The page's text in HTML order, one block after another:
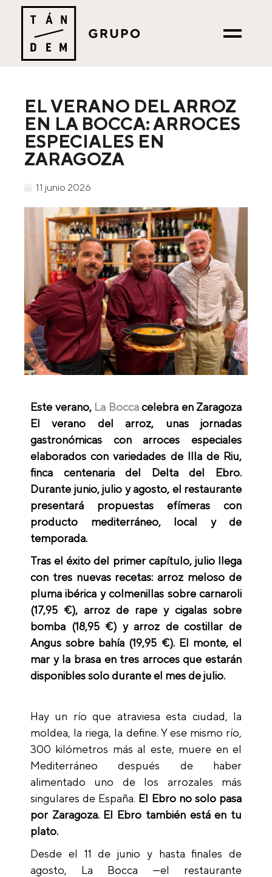
EL VERANO DEL ARROZ
EN LA BOCCA: ARROCES
ESPECIALES EN
ZARAGOZA
11 junio 2026
Este verano, La Boccacelebra en Zaragoza
El verano del arroz, unas jornadas
gastronómicas con arroces especiales
elaborados con variedades de Illa de Riu,
finca centenaria del Delta del Ebro.
Durante junio, julio y agosto, el restaurante
presentará propuestas efímeras con
producto mediterráneo, local y de
temporada.
Tras el éxito del primer capítulo, julio llega
con tres nuevas recetas:arroz meloso de
pluma ibérica y colmenillas sobre carnaroli
(17,95 €), arroz de rape y cigalas sobre
bomba (18,95 €) yarroz de costillar de
Angus sobre bahía (19,95 €). El monte, el
mar y la brasa en tres arroces que estarán
disponibles solo durante el mes de julio.
Hay un río que atraviesa esta ciudad, la
moldea, la riega, la define. Y ese mismo río,
300 kilómetros más al este, muere en el
Mediterráneo después de haber
alimentado uno de los arrozales más
singulares de España. El Ebro no solo pasa
por Zaragoza. El Ebro también está en tu
plato.
Desde el 11 de junio y hasta finales de
agosto, La Bocca —el restaurante